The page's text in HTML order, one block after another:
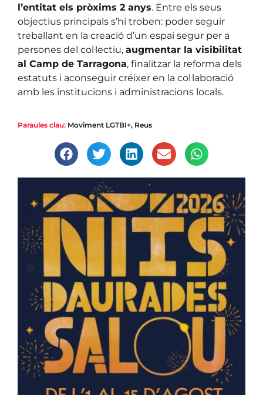
l’entitat els pròxims 2 anys. Entre els seus
objectius principals s’hi troben: poder seguir
treballant en la creació d’un espai segur per a
persones del col·lectiu, augmentar la visibilitat
al Camp de Tarragona, finalitzar la reforma dels
estatuts i aconseguir créixer en la col·laboració
amb les institucions i administracions locals.
Paraules clau: Moviment LGTBI+, Reus